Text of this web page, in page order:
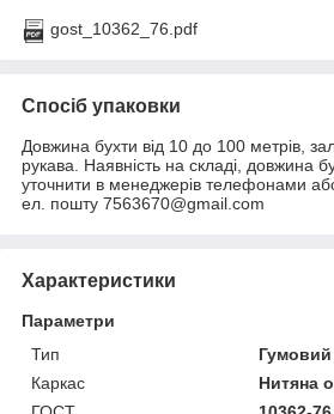
gost_10362_76.pdf
Спосіб упаковки
Довжина бухти від 10 до 100 метрів,
рукава. Наявність на складі, довжина
уточнити в менеджерів телефонами
ел. пошту 7563670@gmail.com
Характеристики
Параметри
Тип
Гумовий
Каркас
Нитяна